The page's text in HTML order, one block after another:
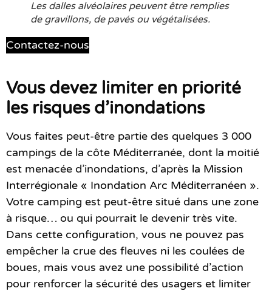
Les dalles alvéolaires peuvent être remplies
de gravillons, de pavés ou végétalisées.
Contactez-nous
Vous devez limiter en priorité
les risques d’inondations
Vous faites peut-être partie des quelques 3 000
campings de la côte Méditerranée, dont la moitié
est menacée d’inondations, d’après la Mission
Interrégionale « Inondation Arc Méditerranéen ».
Votre camping est peut-être situé dans une zone
à risque… ou qui pourrait le devenir très vite.
Dans cette configuration, vous ne pouvez pas
empêcher la crue des fleuves ni les coulées de
boues, mais vous avez une possibilité d’action
pour renforcer la sécurité des usagers et limiter